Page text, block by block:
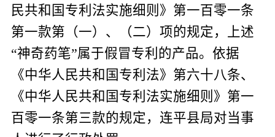
民共和国专利法实施细则》第一百零一条
第一款第（一）、（二）项的规定，上述
“神奇药笔”属于假冒专利的产品。依据
《中华人民共和国专利法》第六十八条、
《中华人民共和国专利法实施细则》第一
百零一条第三款的规定，连平县局对当事